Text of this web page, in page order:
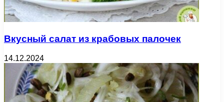
Вкусный салат из крабовых палочек
14.12.2024